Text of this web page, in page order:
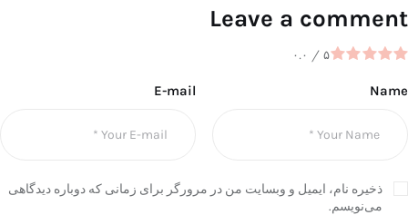
Leave a comment
۰.۰ / ۵
Name
E-mail
ذخیره نام، ایمیل و وبسایت من در مرورگر برای زمانی که دوباره دیدگاهی
می‌نویسم.